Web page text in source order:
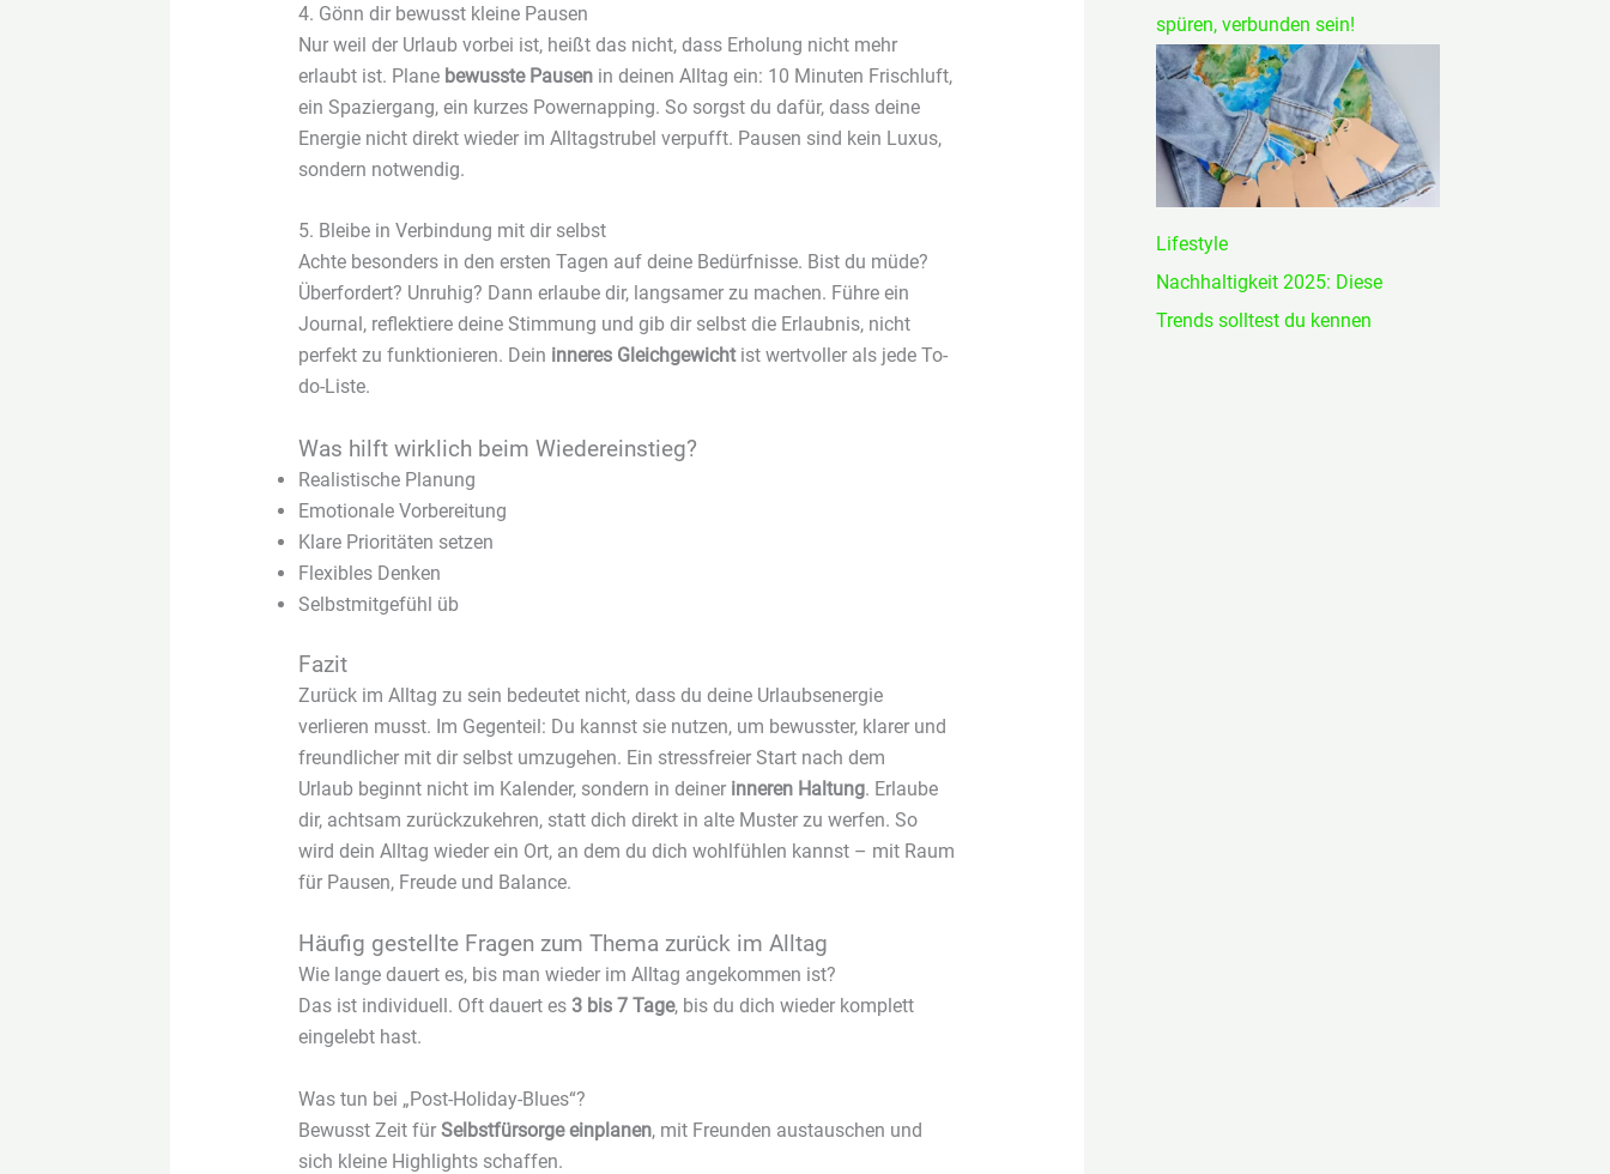
4. Gönn dir bewusst kleine Pausen
Nur weil der Urlaub vorbei ist, heißt das nicht, dass Erholung nicht mehr
erlaubt ist. Plane bewusste Pausenin deinen Alltag ein: 10 Minuten Frischluft,
ein Spaziergang, ein kurzes Powernapping. So sorgst du dafür, dass deine
Energie nicht direkt wieder im Alltagstrubel verpufft. Pausen sind kein Luxus,
sondern notwendig.
5. Bleibe in Verbindung mit dir selbst
Achte besonders in den ersten Tagen auf deine Bedürfnisse. Bist du müde?
Überfordert? Unruhig? Dann erlaube dir, langsamer zu machen. Führe ein
Journal, reflektiere deine Stimmung und gib dir selbst die Erlaubnis, nicht
perfekt zu funktionieren. Dein inneres Gleichgewichtist wertvoller als jede To-
do-Liste.
Was hilft wirklich beim Wiedereinstieg?
Realistische Planung
Emotionale Vorbereitung
Klare Prioritäten setzen
Flexibles Denken
Selbstmitgefühl üb
Fazit
Zurück im Alltag zu sein bedeutet nicht, dass du deine Urlaubsenergie
verlieren musst. Im Gegenteil: Du kannst sie nutzen, um bewusster, klarer und
freundlicher mit dir selbst umzugehen. Ein stressfreier Start nach dem
Urlaub beginnt nicht im Kalender, sondern in deiner inneren Haltung. Erlaube
dir, achtsam zurückzukehren, statt dich direkt in alte Muster zu werfen. So
wird dein Alltag wieder ein Ort, an dem du dich wohlfühlen kannst – mit Raum
für Pausen, Freude und Balance.
Häufig gestellte Fragen zum Thema zurück im Alltag
Wie lange dauert es, bis man wieder im Alltag angekommen ist?
Das ist individuell. Oft dauert es 3 bis 7 Tage, bis du dich wieder komplett
eingelebt hast.
Was tun bei „Post-Holiday-Blues“?
Bewusst Zeit für Selbstfürsorge einplanen, mit Freunden austauschen und
sich kleine Highlights schaffen.
spüren, verbunden sein!
Lifestyle
Nachhaltigkeit 2025: Diese
Trends solltest du kennen